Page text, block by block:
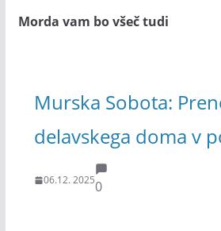
Morda vam bo všeč tudi
Murska Sobota:
delavskega doma v
06.12. 20250